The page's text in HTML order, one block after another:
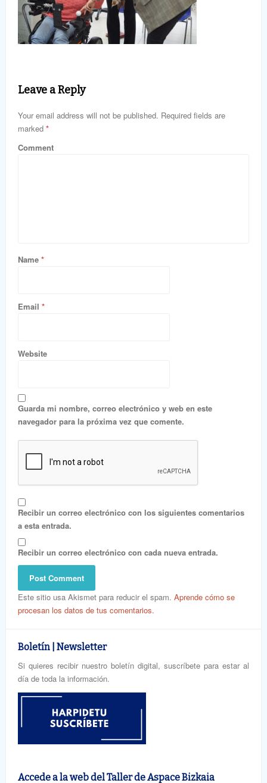
Leave a Reply
Your email address will not be published. Required fields are
marked *
Comment
Name *
Email *
Website
Guarda mi nombre, correo electrónico y web en este
navegador para la próxima vez que comente.
Recibir un correo electrónico con los siguientes comentarios
a esta entrada.
Recibir un correo electrónico con cada nueva entrada.
Este sitio usa Akismet para reducir el spam. Aprende cómo se
procesan los datos de tus comentarios.
Boletín | Newsletter
Si quieres recibir nuestro boletín digital, suscríbete para estar al
día de toda la información.
Accede a la web del Taller de Aspace Bizkaia